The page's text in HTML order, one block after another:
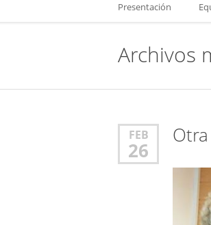
Presentación
Archivos
FEB
26